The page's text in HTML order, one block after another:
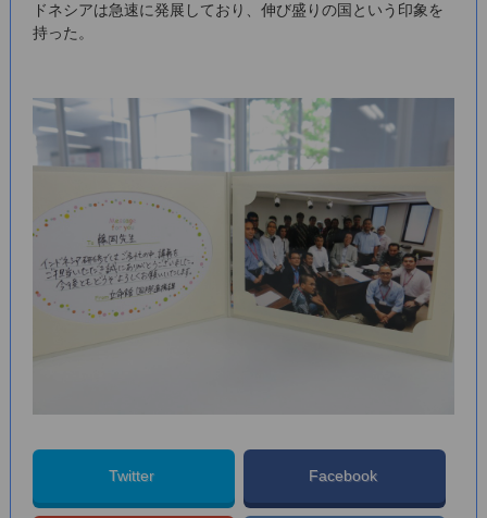
ドネシアは急速に発展しており、伸び盛りの国という印象を
持った。
Twitter Facebook